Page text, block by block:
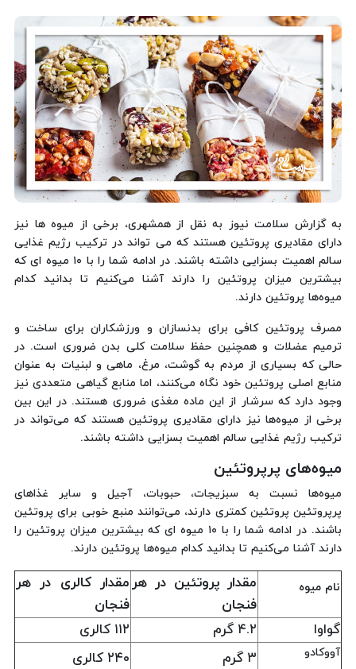
به گزارش سلامت نیوز به نقل از همشهری، برخی از میوه ها نیز
دارای مقادیری پروتئین هستند که می تواند در ترکیب رژیم غذایی
سالم اهمیت بسزایی داشته باشند. در ادامه شما را با ۱۰ میوه ای که
بیشترین میزان پروتئین را دارند آشنا می‌کنیم تا بدانید کدام
میوه‌ها پروتئین دارند.
مصرف پروتئین کافی برای بدنسازان و ورزشکاران برای ساخت و
ترمیم عضلات و همچنین حفظ سلامت کلی بدن ضروری است. در
حالی که بسیاری از مردم به گوشت، مرغ، ماهی و لبنیات به عنوان
منابع اصلی پروتئین خود نگاه می‌کنند، اما منابع گیاهی متعددی نیز
وجود دارد که سرشار از این ماده مغذی ضروری هستند. در این بین
برخی از میوه‌ها نیز دارای مقادیری پروتئین هستند که می‌تواند در
ترکیب رژیم غذایی سالم اهمیت بسزایی داشته باشند.
میوه‌های پرپروتئین
میوه‌ها نسبت به سبزیجات، حبوبات، آجیل و سایر غذاهای
پرپروتئین پروتئین کمتری دارند، می‌توانند منبع خوبی برای پروتئین
باشند. در ادامه شما را با ۱۰ میوه ای که بیشترین میزان پروتئین را
دارند آشنا می‌کنیم تا بدانید کدام میوه‌ها پروتئین دارند.
نام میوه
مقدار پروتئین در هر
فنجان
مقدار کالری در هر
فنجان
گواوا
۴.۲ گرم ۱۱۲ کالری
آووکادو ۳ گرم ۲۴۰ کالری